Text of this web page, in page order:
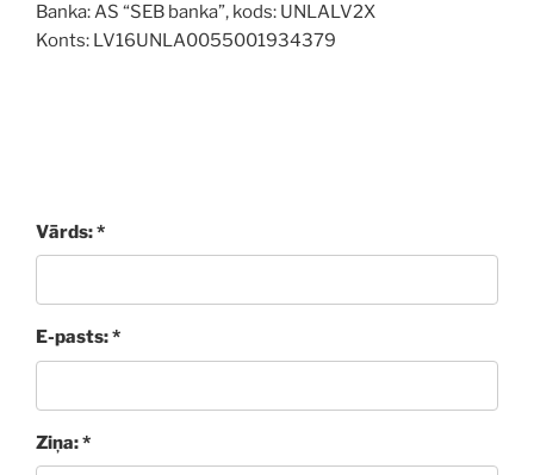
Banka: AS “SEB banka”, kods: UNLALV2X
Konts: LV16UNLA0055001934379
Vārds: *
E-pasts: *
Ziņa: *